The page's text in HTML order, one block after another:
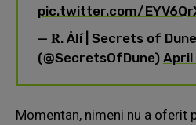
pic.twitter.com/
— 𝐑. Å𝐥í | Secrets of Dune
(@SecretsOfDune) April
Momentan, nimeni nu a oferit